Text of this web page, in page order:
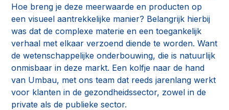
Hoe breng je deze meerwaarde en producten op
een visueel aantrekkelijke manier? Belangrijk hierbij
was dat de complexe materie en een toegankelijk
verhaal met elkaar verzoend diende te worden. Want
de wetenschappelijke onderbouwing, die is natuurlijk
onmisbaar in deze markt. Een kolfje naar de hand
van Umbau, met ons team dat reeds jarenlang werkt
voor klanten in de gezondheidssector, zowel in de
private als de publieke sector.